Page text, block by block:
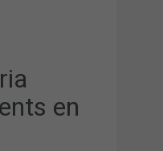
en